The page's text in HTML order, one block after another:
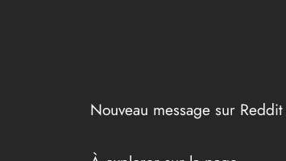
Nouveau message sur